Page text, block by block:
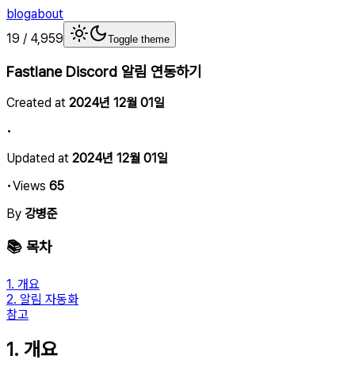
blogabout
19 / 4,959 Toggle theme
Fastlane Discord 알림 연동하기
Created at 2024년 12월 01일
•
Updated at 2024년 12월 01일
•Views 65
By 강병준
📚 목차
1. 개요
2. 알림 자동화
참고
1. 개요